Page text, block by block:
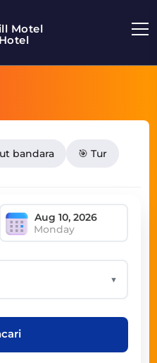
Motel
bandara 🎯 Tur
Monday
▼